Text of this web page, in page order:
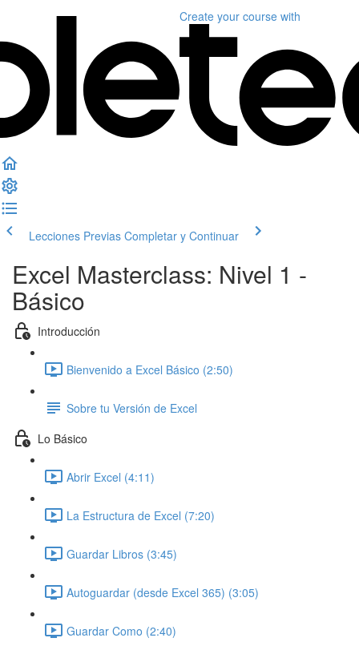
Create your course with
Lecciones Previas Completar y Continuar
Excel Masterclass: Nivel 1 -
Básico
Introducción
Bienvenido a Excel Básico (2:50)
Sobre tu Versión de Excel
Lo Básico
Abrir Excel (4:11)
La Estructura de Excel (7:20)
Guardar Libros (3:45)
Autoguardar (desde Excel 365) (3:05)
Guardar Como (2:40)